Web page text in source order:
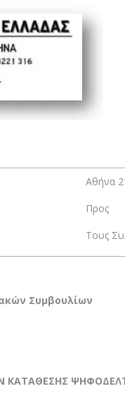
Αθήνα
Προς
Τους
Συμβουλίων
ΚΑΤΑΘΕΣΗΣ